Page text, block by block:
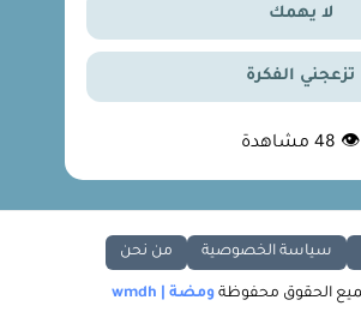
لا يهمك
تزعجني الفكرة
👁
48 مشاهدة
سياسة الخصوصية من نحن
ومضة | wmdh